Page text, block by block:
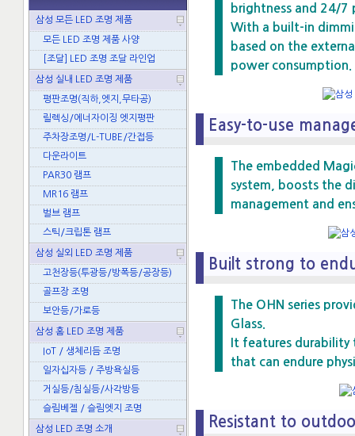
삼성 모든 LED 조명 제품
모든 LED 조명 제품 사양
[조달] LED 조명 조달 라인업
삼성 실내 LED 조명 제품
평판조명(직하,엣지,무타공)
릴렉싱/에너자이징 엣지평판
주차장조명/L-TUBE/간접등
다운라이트
PAR30 램프
MR16 램프
벌브 램프
스틱/크립톤 램프
삼성 실외 LED 조명 제품
고천장등(투광등/방폭등/공장등)
골프장 조명
보안등/가로등
삼성 홈 LED 조명 제품
IoT / 생체리듬 조명
일자십자등 / 주방욕실등
거실등/침실등/사각방등
슬림베젤 / 슬림엣지 조명
삼성 LED 조명 소개
brightness and 24/7
With a built-in
based on the
power consumption.
Easy-to-use
The embedded
system, boosts the
management and
Built strong to
The OHN series
Glass.
It features
that can endure
Resistant to